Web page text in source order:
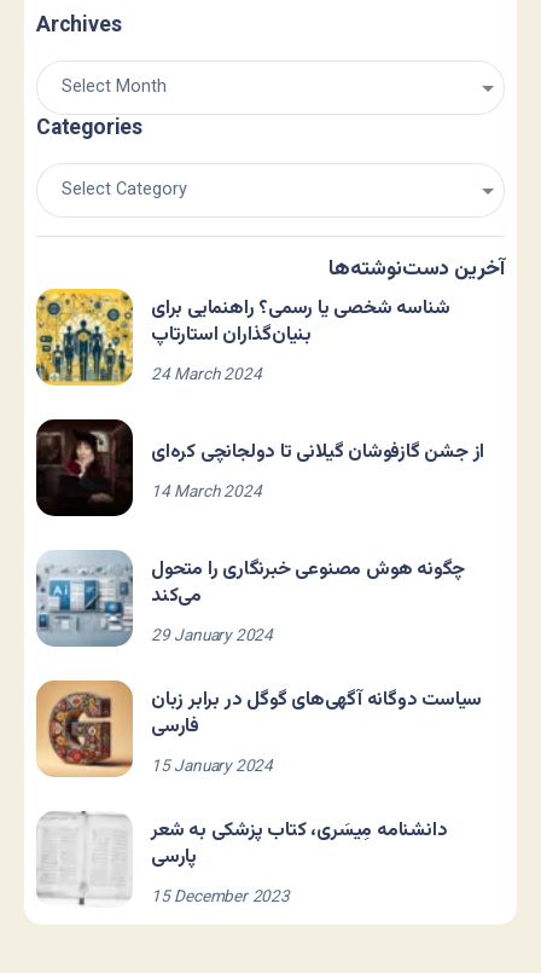
Archives
Categories
آخرین دست‌نوشته‌ها
شناسه شخصی یا رسمی؟ راهنمایی برای
بنیان‌گذاران استارتاپ
24 March 2024
از جشن گازفوشان گیلانی تا دولجانچی کره‌ای
14 March 2024
چگونه هوش مصنوعی خبرنگاری را متحول
می‌کند
29 January 2024
سیاست دوگانه آگهی‌های گوگل در برابر زبان
فارسی
15 January 2024
دانشنامه مِیسَری، کتاب پزشکی به شعر
پارسی
15 December 2023